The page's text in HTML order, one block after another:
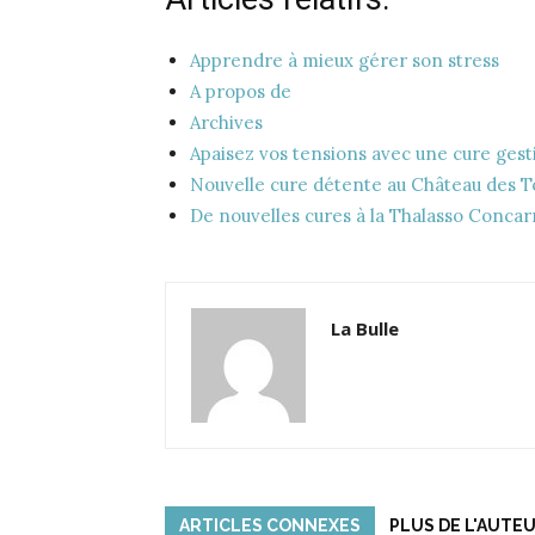
Apprendre à mieux gérer son stress
A propos de
Archives
Apaisez vos tensions avec une cure
Nouvelle cure détente au Château des
De nouvelles cures à la Thalasso
La Bulle
ARTICLES CONNEXES PLUS DE